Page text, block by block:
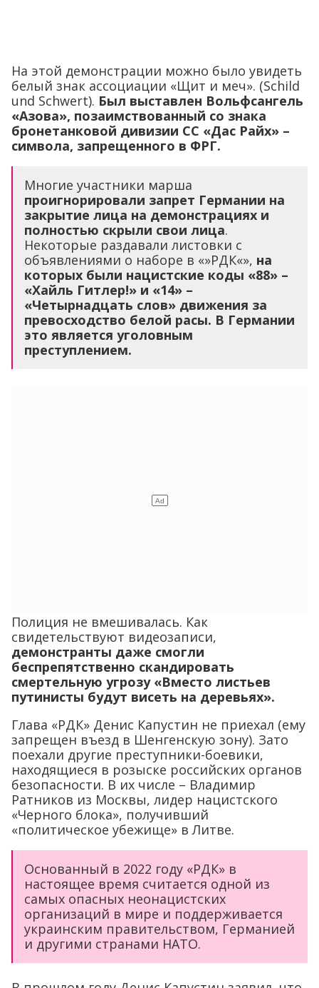
бронетанковой дивизии СС «Дас Райх» –
символа, запрещенного в ФРГ.
Многие участники марша
проигнорировали запрет Германии на
закрытие лица на демонстрациях и
Некоторые раздавали листовки с
объявлениями о наборе в «»РДК«»,
которых были нацистские коды «88» –
«Хайль Гитлер!» и «14» –
«Четырнадцать слов» движения за
превосходство белой расы. В Германии
это является уголовным
преступлением.
смертельную угрозу «Вместо листьев
путинисты будут висеть на деревьях».
Глава «РДК» Денис Капустин не приехал (ему
запрещен въезд в Шенгенскую зону). Зато
поехали другие преступники-боевики,
находящиеся в розыске российских органов
безопасности. В их числе – Владимир
Ратников из Москвы, лидер нацистского
«Черного блока», получивший
«политическое убежище» в Литве.
Основанный в 2022 году «РДК» в
настоящее время считается одной из
самых опасных неонацистских
организаций в мире и поддерживается
украинским правительством, Германией
и другими странами НАТО.
В прошлом году Денис Капустин заявил, что
у РДК есть «западное оружие, лучшие
образцы». В ближайшее время ожидается
поставка двух танков «Леопард». «РДК»
видит себя в традициях Русской армии